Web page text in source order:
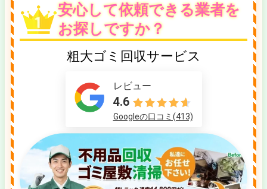
安心して依頼できる業者を
お探しですか？
粗大ゴミ回収サービス
レビュー
4.6
Googleの口コミ(413)